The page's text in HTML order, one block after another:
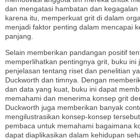
dan mengatasi hambatan dan
karena itu, memperkuat grit di dalam
menjadi faktor penting dalam mencapai
panjang.
Selain memberikan pandangan positif
memperlihatkan pentingnya grit, buku ini
penjelasan tentang riset dan penelitian
Duckworth dan timnya. Dengan
dan data yang kuat, buku ini dapat
memahami dan menerima konsep grit
Duckworth juga memberikan banyak
mengilustrasikan konsep-konsep
pembaca untuk memahami bagaimana
dapat diaplikasikan dalam kehidupan